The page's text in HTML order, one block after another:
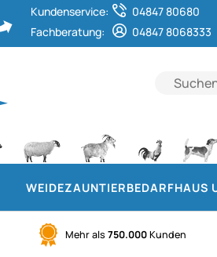
Kundenservice:
04847 80680
Fachberatung:
04847 8068333
WEIDEZAUNTIERBEDARFHAUS
Mehr als 750.000Kunden